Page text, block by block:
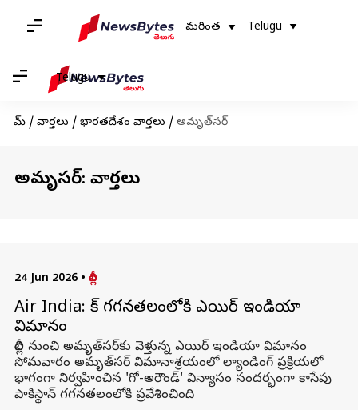
మరింత Telugu
Telugu
హోమ్ / వార్తలు / భారతదేశం వార్తలు / అమృత్‌సర్
అమృత్‌సర్: వార్తలు
24 Jun 2026 • దిల్లీ
Air India: పాక్ గగనతలంలోకి ఎయిర్ ఇండియా
విమానం
దిల్లీ నుంచి అమృత్‌సర్‌కు వెళ్తున్న ఎయిర్ ఇండియా విమానం
సోమవారం అమృత్‌సర్ విమానాశ్రయంలో ల్యాండింగ్ ప్రక్రియలో
భాగంగా నిర్వహించిన 'గో-అరౌండ్' విన్యాసం సందర్భంగా కాసేపు
పాకిస్థాన్ గగనతలంలోకి ప్రవేశించింది.